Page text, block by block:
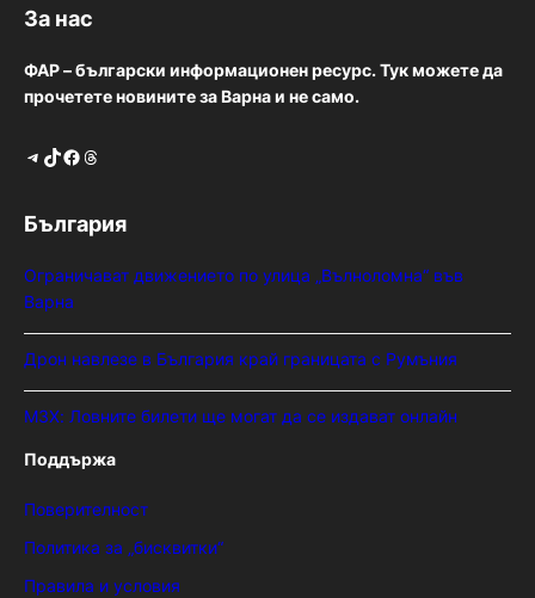
За нас
ФАР – български информационен ресурс. Тук можете да
прочетете новините за Варна и не само.
Telegram TikTok Facebook Threads
България
Ограничават движението по улица „Вълноломна“ във
Варна
Дрон навлезе в България край границата с Румъния
МЗХ: Ловните билети ще могат да се издават онлайн
Поддържа
Поверителност
Политика за „бисквитки“
Правила и условия